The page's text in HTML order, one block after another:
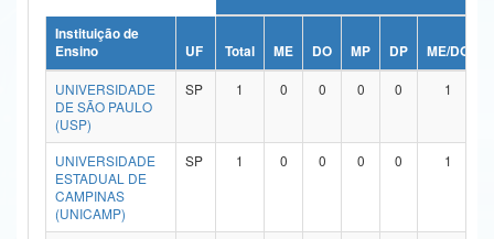
Ministério da Ciência, Tecnologia, Inovações e Comunicações
Ministério do Meio Ambiente
Ministério do Turismo
Ministério do Desenvolvimento Regional
Controladoria-Geral da União
Instituição de
Ensino
UF Total ME DO MP DP ME/DO
UNIVERSIDADE
DE SÃO PAULO
(USP)
SP 1 0 0 0 0 1
UNIVERSIDADE
ESTADUAL DE
CAMPINAS
(UNICAMP)
SP 1 0 0 0 0 1